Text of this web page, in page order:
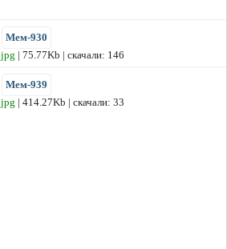
Мем-930
jpg | 75.77Kb | скачали: 146
Мем-939
jpg | 414.27Kb | скачали: 33